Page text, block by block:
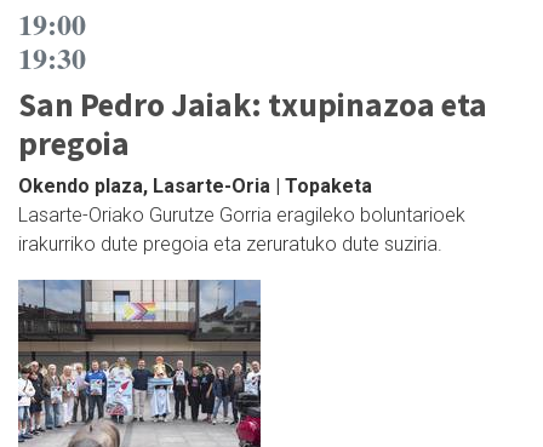
19:00
19:30
San Pedro Jaiak: txupinazoa eta
pregoia
Okendo plaza, Lasarte-Oria | Topaketa
Lasarte-Oriako Gurutze Gorria eragileko boluntarioek
irakurriko dute pregoia eta zeruratuko dute suziria.